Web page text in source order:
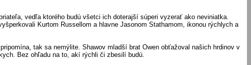
vedľa ktorého budú všetci ich doterajší súperi vyzerať ako neviniatka.
Kurtom Russellom a hlavne Jasonom Stathamom, ikonou rýchlych a
tak sa nemýlite. Shawov mladší brat Owen obťažoval našich hrdinov v
Bez ohľadu na to, akí rýchli či zbesilí budú.